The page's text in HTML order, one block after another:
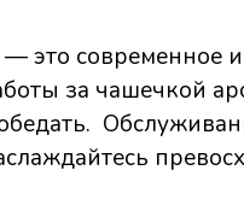
— это современное
за чашечкой